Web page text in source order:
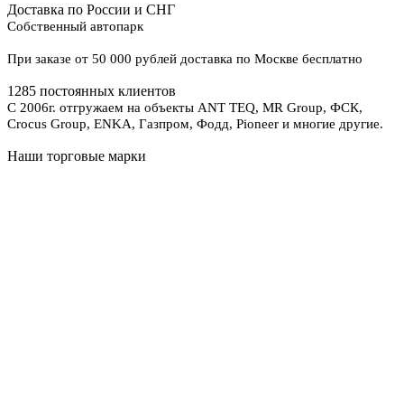
Доставка по России и СНГ
Собственный автопарк
При заказе от 50 000 рублей доставка по Москве бесплатно
1285 постоянных клиентов
С 2006г. отгружаем на объекты ANT TEQ, MR Group, ФСК,
Crocus Group, ENKA, Газпром, Фодд, Pioneer и многие другие.
Наши торговые марки